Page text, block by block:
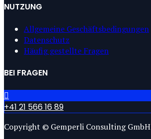
NUTZUNG
Allgemeine Geschäftsbedingungen
Datenschutz
Häufig gestellte Fragen
BEI FRAGEN
+41 21 566 16 89
Copyright © Gemperli Consulting GmbH